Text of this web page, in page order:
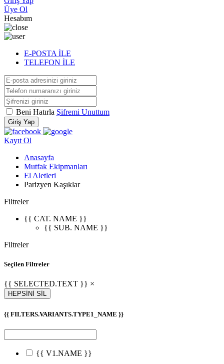
Üye Ol
Hesabım
E-POSTA İLE
TELEFON İLE
Beni Hatırla Şifremi Unuttum
Giriş Yap
Kayıt Ol
Anasayfa
Mutfak Ekipmanları
El Aletleri
Parizyen Kaşıklar
Filtreler
{{ CAT. NAME }}
{{ SUB. NAME }}
Filtreler
Seçilen Filtreler
{{ SELECTED.TEXT }} ×
HEPSİNİ SİL
{{ FILTERS.VARIANTS.TYPE1_NAME }}
{{ V1.NAME }}